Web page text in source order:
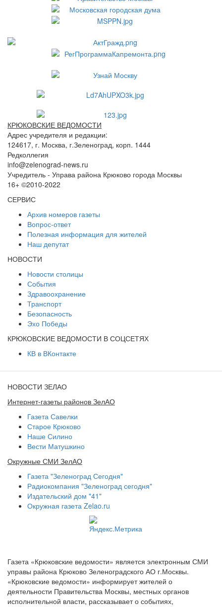
КРЮКОВСКИЕ ВЕДОМОСТИ
Адрес учредителя и редакции:
124617, г. Москва, г.Зеленоград, корп. 1444
Редколлегия
info@zelenograd-news.ru
Учредитель - Управа района Крюково города Москвы
16+ ©2010-2022
СЕРВИС
Архив номеров газеты
Вопрос-ответ
Полезная информация для жителей
Наш депутат
НОВОСТИ
Новости столицы
События
Здравоохранение
Транспорт
Безопасность
Эхо Победы
КРЮКОВСКИЕ ВЕДОМОСТИ В СОЦСЕТЯХ
КВ в ВКонтакте
НОВОСТИ ЗЕЛАО
Интернет-газеты районов ЗелАО
Газета Савелки
Старое Крюково
Наше Силино
Вести Матушкино
Окружные СМИ ЗелАО
Газета "Зеленоград Сегодня"
Радиокомпания "Зеленоград сегодня"
Издательский дом "41"
Окружная газета Zelao.ru
Газета «Крюковские ведомости» является электронным СМИ
управы района Крюково Зеленоградского АО г.Москвы.
«Крюковские ведомости» информирует жителей о
деятельности Правительства Москвы, местных органов
исполнительной власти, рассказывает о событиях,